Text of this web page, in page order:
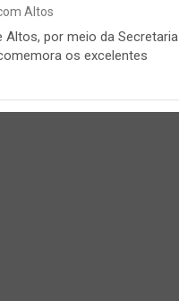
Altos
Altos, por meio da Secretaria
os excelentes